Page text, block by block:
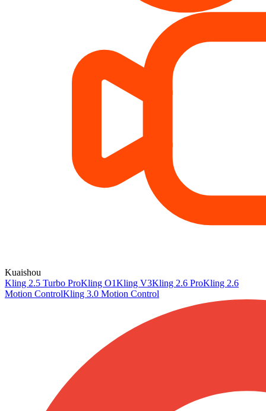
Kuaishou
Kling 2.5 Turbo ProKling O1Kling V3Kling 2.6 ProKling 2.6
Motion ControlKling 3.0 Motion Control